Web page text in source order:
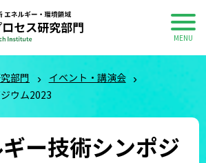
部門
イベント・講演会
ウム2023
ー技術シンポジ